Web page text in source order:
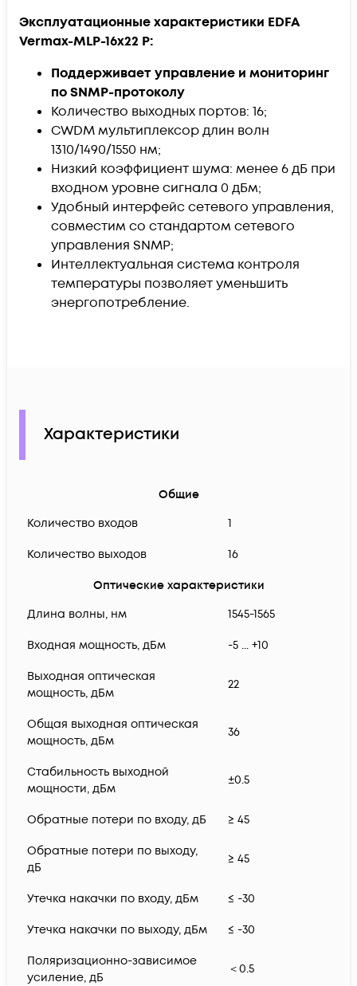
Эксплуатационные характеристики EDFA
Vermax-MLP-16x22 P:
Поддерживает управление и мониторинг
по SNMP-протоколу
Количество выходных портов: 16;
CWDM мультиплексор длин волн
1310/1490/1550 нм;
Низкий коэффициент шума: менее 6 дБ при
входном уровне сигнала 0 дБм;
Удобный интерфейс сетевого управления,
совместим со стандартом сетевого
управления SNMP;
Интеллектуальная система контроля
температуры позволяет уменьшить
энергопотребление.
Характеристики
Общие
Количество входов
1
Количество выходов 16
Оптические характеристики
Длина волны, нм
1545-1565
Входная мощность, дБм -5 ... +10
Выходная оптическая
мощность, дБм
22
Общая выходная оптическая
мощность, дБм
36
Стабильность выходной
мощности, дБм
±0.5
Обратные потери по входу, дБ ≥ 45
Обратные потери по выходу,
дБ
≥ 45
Утечка накачки по входу, дБм ≤ -30
Утечка накачки по выходу, дБм ≤ -30
Поляризационно-зависимое
усиление, дБ
＜0.5